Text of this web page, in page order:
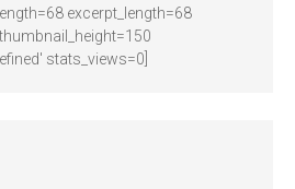
excerpt_length=68
stats_views=0]